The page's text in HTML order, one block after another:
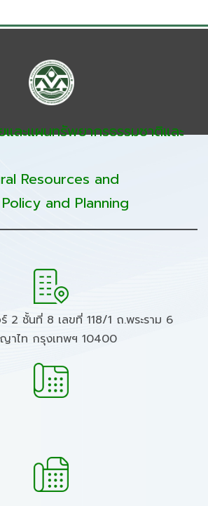
ละแผนทรัพยากรธรรมชาติและ
Resources and
and Planning
2 ชั้นที่ 8 เลขที่ 118/1 ถ.พระราม 6
าไท กรุงเทพฯ 10400